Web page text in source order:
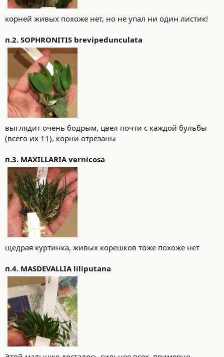
корней живых похоже нет, но не упал ни один листик!
п.2. SOPHRONITIS brevipedunculata
выглядит очень бодрым, цвел почти с каждой бульбы
(всего их 11), корни отрезаны
п.3. MAXILLARIA vernicosa
щедрая куртинка, живых корешков тоже похоже нет
п.4. MASDEVALLIA liliputana